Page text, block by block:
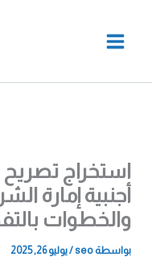
استخراج
أجنبية إمارة
والخطوات
بواسطة seo
/يوليو 26, 2025